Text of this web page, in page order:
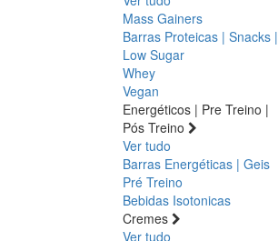
Mass Gainers
Barras Proteicas | Snacks |
Low Sugar
Whey
Vegan
Energéticos | Pre Treino |
Pós Treino
Ver tudo
Barras Energéticas | Geis
Pré Treino
Bebidas Isotonicas
Cremes
Ver tudo